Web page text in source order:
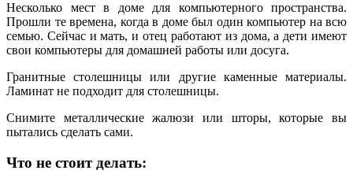
Несколько мест в доме для компьютерного пространства.
Прошли те времена, когда в доме был один компьютер на всю
семью. Сейчас и мать, и отец работают из дома, а дети имеют
свои компьютеры для домашней работы или досуга.
Гранитные столешницы или другие каменные материалы.
Ламинат не подходит для столешницы.
Снимите металлические жалюзи или шторы, которые вы
пытались сделать сами.
Что не стоит делать: